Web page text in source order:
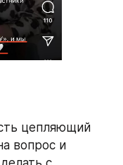
цепляющий
вопрос и